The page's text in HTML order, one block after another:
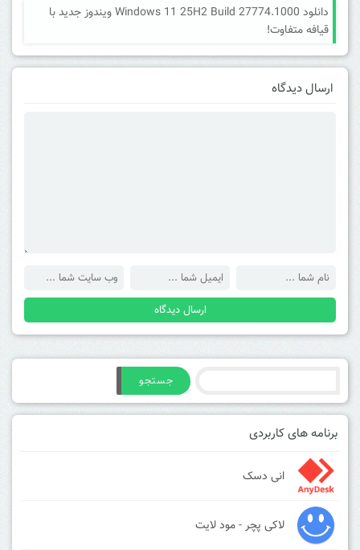
دانلود Windows 11 25H2 Build 27774.1000 ویندوز جدید با
قیافه متفاوت!
ارسال دیدگاه
جستجو
برنامه های کاربردی
انی دسک
لاکی پچر - مود لایت